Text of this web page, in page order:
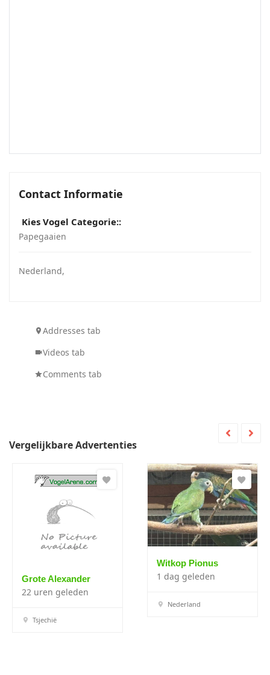
Contact Informatie
Kies Vogel Categorie::
Papegaaien
Nederland,
Addresses tab
Videos tab
Comments tab
Vergelijkbare Advertenties
Grote Alexander
22 uren geleden
Tsjechië
Witkop Pionus
1 dag geleden
Nederland